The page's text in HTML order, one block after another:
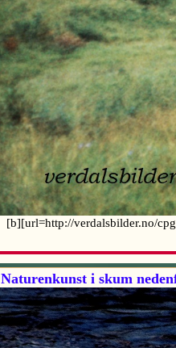
[b][url=http://verdalsbilder.no/
Naturenkunst i skum